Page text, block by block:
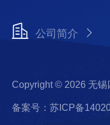
公司简介
Copyright © 2026 无
备案号：苏ICP备